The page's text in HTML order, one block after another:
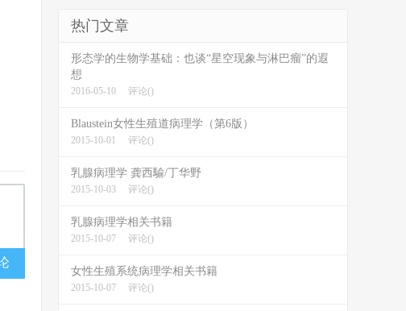
热门文章
形态学的生物学基础：也谈“星空现象与淋巴瘤”的遐
想
2016-05-10 评论()
Blaustein女性生殖道病理学（第6版）
2015-10-01 评论()
乳腺病理学 龚西騟/丁华野
2015-10-03 评论()
乳腺病理学相关书籍
2015-10-07 评论()
女性生殖系统病理学相关书籍
2015-10-07 评论()